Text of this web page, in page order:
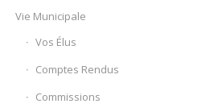
Vie Municipale
Vos Élus
Comptes Rendus
Commissions